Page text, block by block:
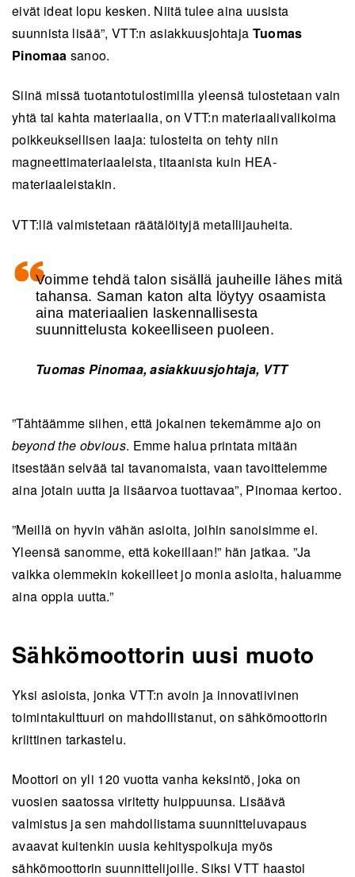
eivät ideat lopu kesken. Niitä tulee aina uusista
suunnista lisää”, VTT:n asiakkuusjohtaja Tuomas
Pinomaa sanoo.
Siinä missä tuotantotulostimilla yleensä tulostetaan vain
yhtä tai kahta materiaalia, on VTT:n materiaalivalikoima
poikkeuksellisen laaja: tulosteita on tehty niin
magneettimateriaaleista, titaanista kuin HEA-
materiaaleistakin.
VTT:llä valmistetaan räätälöityjä metallijauheita.
Voimme tehdä talon sisällä jauheille lähes mitä
tahansa. Saman katon alta löytyy osaamista
aina materiaalien laskennallisesta
suunnittelusta kokeelliseen puoleen.
Tuomas Pinomaa, asiakkuusjohtaja, VTT
”Tähtäämme siihen, että jokainen tekemämme ajo on
beyond the obvious. Emme halua printata mitään
itsestään selvää tai tavanomaista, vaan tavoittelemme
aina jotain uutta ja lisäarvoa tuottavaa”, Pinomaa kertoo.
”Meillä on hyvin vähän asioita, joihin sanoisimme ei.
Yleensä sanomme, että kokeillaan!” hän jatkaa. ”Ja
vaikka olemmekin kokeilleet jo monia asioita, haluamme
aina oppia uutta.”
Sähkömoottorin uusi muoto
Yksi asioista, jonka VTT:n avoin ja innovatiivinen
toimintakulttuuri on mahdollistanut, on sähkömoottorin
kriittinen tarkastelu.
Moottori on yli 120 vuotta vanha keksintö, joka on
vuosien saatossa viritetty huippuunsa. Lisäävä
valmistus ja sen mahdollistama suunnitteluvapaus
avaavat kuitenkin uusia kehityspolkuja myös
sähkömoottorin suunnittelijoille. Siksi VTT haastoi